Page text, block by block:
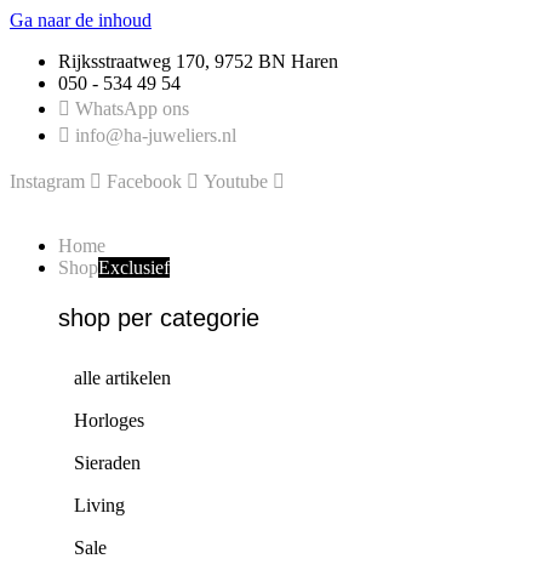
Ga naar de inhoud
Rijksstraatweg 170, 9752 BN Haren
050 - 534 49 54
WhatsApp ons
info@ha-juweliers.nl
Instagram Facebook Youtube
Home
ShopExclusief
shop per categorie
alle artikelen
Horloges
Sieraden
Living
Sale